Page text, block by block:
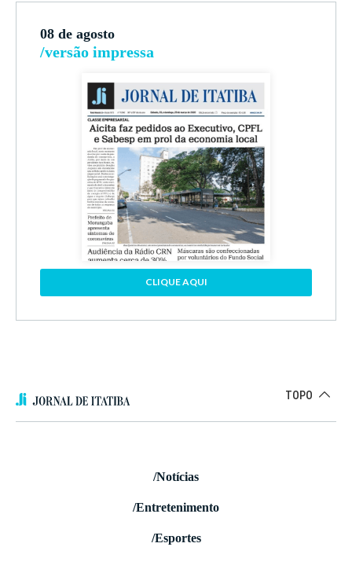
08 de agosto
/versão impressa
CLIQUE AQUI
TOPO
/Notícias
/Entretenimento
/Esportes